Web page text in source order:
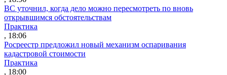
ВС уточнил, когда дело можно пересмотреть по вновь
открывшимся обстоятельствам
Практика
, 18:06
Росреестр предложил новый механизм оспаривания
кадастровой стоимости
Практика
, 18:00